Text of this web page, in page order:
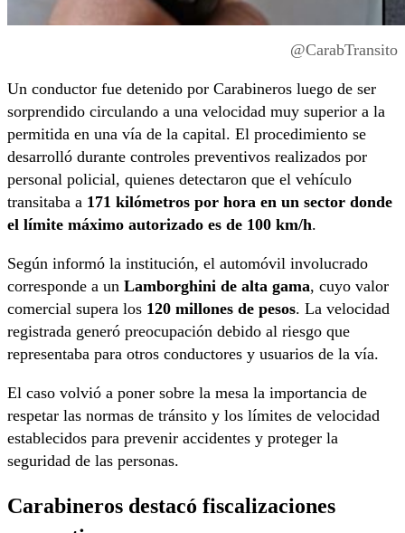
@CarabTransito
Un conductor fue detenido por Carabineros luego de ser
sorprendido circulando a una velocidad muy superior a la
permitida en una vía de la capital. El procedimiento se
desarrolló durante controles preventivos realizados por
personal policial, quienes detectaron que el vehículo
transitaba a 171 kilómetros por hora en un sector donde
el límite máximo autorizado es de 100 km/h.
Según informó la institución, el automóvil involucrado
corresponde a un Lamborghini de alta gama, cuyo valor
comercial supera los 120 millones de pesos. La velocidad
registrada generó preocupación debido al riesgo que
representaba para otros conductores y usuarios de la vía.
El caso volvió a poner sobre la mesa la importancia de
respetar las normas de tránsito y los límites de velocidad
establecidos para prevenir accidentes y proteger la
seguridad de las personas.
Carabineros destacó fiscalizaciones